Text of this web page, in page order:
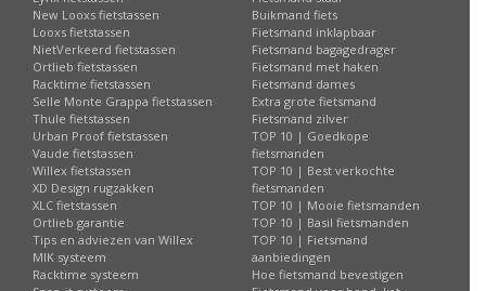
New Looxs fietstassen
Looxs fietstassen
NietVerkeerd fietstassen
Ortlieb fietstassen
Racktime fietstassen
Selle Monte Grappa fietstassen
Thule fietstassen
Urban Proof fietstassen
Vaude fietstassen
Willex fietstassen
XD Design rugzakken
XLC fietstassen
Ortlieb garantie
Tips en adviezen van Willex
MIK systeem
Racktime systeem
Buikmand fiets
Fietsmand inklapbaar
Fietsmand bagagedrager
Fietsmand met haken
Fietsmand dames
Extra grote fietsmand
Fietsmand zilver
TOP 10 | Goedkope
fietsmanden
TOP 10 | Best verkochte
fietsmanden
TOP 10 | Mooie fietsmanden
TOP 10 | Basil fietsmanden
TOP 10 | Fietsmand
aanbiedingen
Hoe fietsmand bevestigen